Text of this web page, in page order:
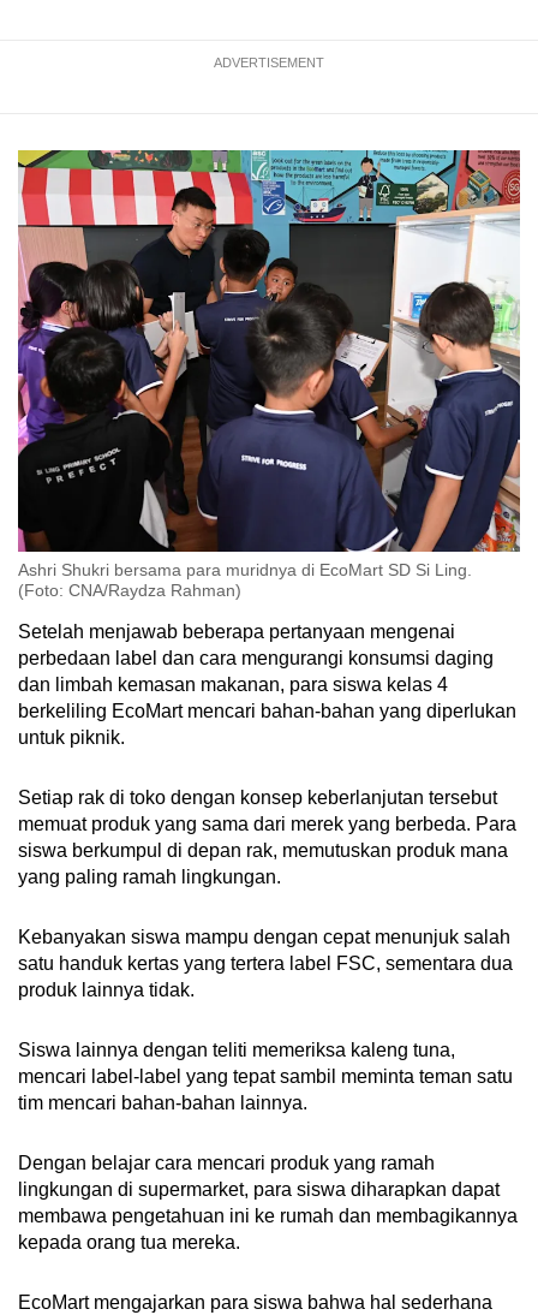
ADVERTISEMENT
Ashri Shukri bersama para muridnya di EcoMart SD Si Ling.
(Foto: CNA/Raydza Rahman)
Setelah menjawab beberapa pertanyaan mengenai
perbedaan label dan cara mengurangi konsumsi daging
dan limbah kemasan makanan, para siswa kelas 4
berkeliling EcoMart mencari bahan-bahan yang diperlukan
untuk piknik.
Setiap rak di toko dengan konsep keberlanjutan tersebut
memuat produk yang sama dari merek yang berbeda. Para
siswa berkumpul di depan rak, memutuskan produk mana
yang paling ramah lingkungan.
Kebanyakan siswa mampu dengan cepat menunjuk salah
satu handuk kertas yang tertera label FSC, sementara dua
produk lainnya tidak.
Siswa lainnya dengan teliti memeriksa kaleng tuna,
mencari label-label yang tepat sambil meminta teman satu
tim mencari bahan-bahan lainnya.
Dengan belajar cara mencari produk yang ramah
lingkungan di supermarket, para siswa diharapkan dapat
membawa pengetahuan ini ke rumah dan membagikannya
kepada orang tua mereka.
EcoMart mengajarkan para siswa bahwa hal sederhana